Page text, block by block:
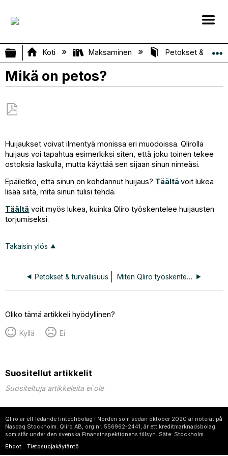
Laajenna/kutista globaali hierarkia
Koti Maksaminen Petokset &
Mikä on petos?
tiedostona
Huijaukset voivat ilmentyä monissa eri muodoissa. Qlirolla
huijaus voi tapahtua esimerkiksi siten, että joku toinen tekee
ostoksia laskulla, mutta käyttää sen sijaan sinun nimeäsi.
Epäiletkö, että sinun on kohdannut huijaus? Täältä voit lukea
lisää siitä, mitä sinun tulisi tehdä.
Täältä voit myös lukea, kuinka Qliro työskentelee huijausten
torjumiseksi.
Takaisin ylös
Petokset & turvallisuus Miten Qliro työskentelee petosten torjumiseksi?
Oliko tämä artikkeli hyödyllinen?
Kyllä Ei
Suositellut artikkelit
Suositeltuja artikkeleita ei ole
Qliro är ett ledande fintechbolag i Norden som sedan oktober 2020 är noterat på
Nasdaq Stockholm. Qliro AB, org.nr. 556962-2441, är ett kreditmarknadsbolag
som står under den svenska Finansinspektionens tillsyn. Säte: Stockholm.
Ehdot
Tietosuojakäytäntö